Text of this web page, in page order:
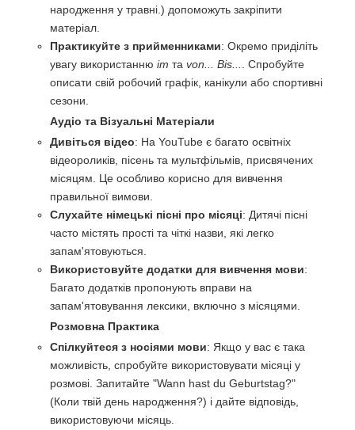
народження у травні.) допоможуть закріпити
матеріал.
Практикуйте з прийменниками: Окремо приділіть
увагу використанню im та von... Bis...
. Спробуйте
описати свій робочий графік, канікули або спортивні
сезони.
Аудіо та Візуальні Матеріали
Дивіться відео: На YouTube є багато освітніх
відеороликів, пісень та мультфільмів, присвячених
місяцям. Це особливо корисно для вивчення
правильної вимови.
Слухайте німецькі пісні про місяці: Дитячі пісні
часто містять прості та чіткі назви, які легко
запам'ятовуються.
Використовуйте додатки для вивчення мови:
Багато додатків пропонують вправи на
запам'ятовування лексики, включно з місяцями.
Розмовна Практика
Спілкуйтеся з носіями мови: Якщо у вас є така
можливість, спробуйте використовувати місяці у
розмові. Запитайте "Wann hast du Geburtstag?"
(Коли твій день народження?) і дайте відповідь,
використовуючи місяць.